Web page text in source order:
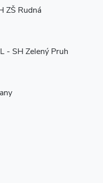
ZŠ Rudná
- SH Zelený Pruh